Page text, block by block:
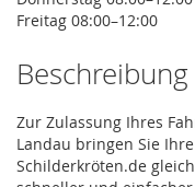
Freitag 08:00–12:00
Beschreibung
Zur Zulassung Ihres
Landau bringen Sie
Schilderkröten.de